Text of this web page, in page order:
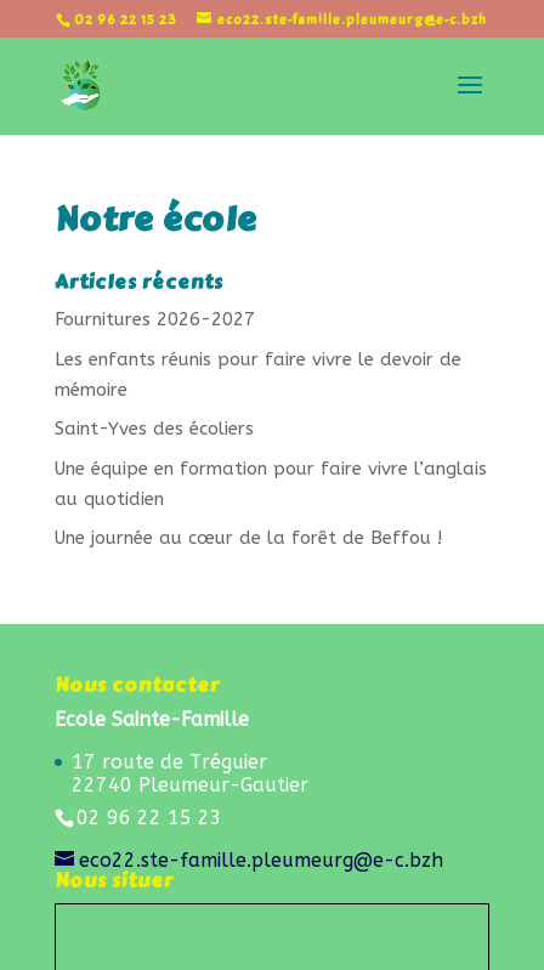
02 96 22 15 23 eco22.ste-famille.pleumeurg@e-c.bzh
Notre école
Articles récents
Fournitures 2026-2027
Les enfants réunis pour faire vivre le devoir de
mémoire
Saint-Yves des écoliers
Une équipe en formation pour faire vivre l’anglais
au quotidien
Une journée au cœur de la forêt de Beffou !
Nous contacter
Ecole Sainte-Famille
17 route de Tréguier
22740 Pleumeur-Gautier
02 96 22 15 23
eco22.ste-famille.pleumeurg@e-c.bzh
Nous situer